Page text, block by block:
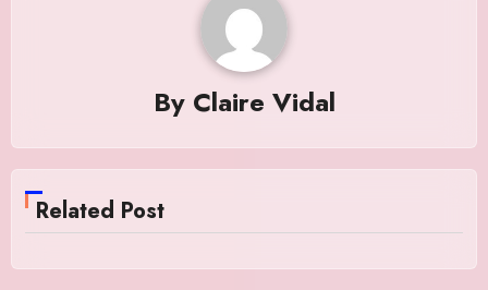
By Claire Vidal
Related Post